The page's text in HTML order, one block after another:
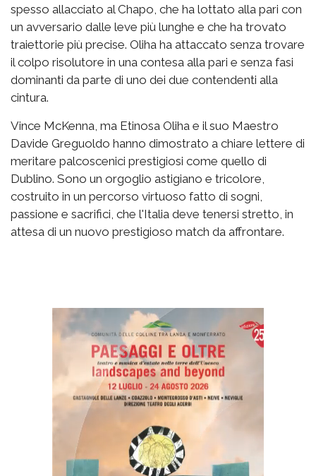
spesso allacciato al Chapo, che ha lottato alla pari con
un avversario dalle leve più lunghe e che ha trovato
traiettorie più precise. Oliha ha attaccato senza trovare
il colpo risolutore in una contesa alla pari e senza fasi
dominanti da parte di uno dei due contendenti alla
cintura.
Vince McKenna, ma Etinosa Oliha e il suo Maestro
Davide Greguoldo hanno dimostrato a chiare lettere di
meritare palcoscenici prestigiosi come quello di
Dublino. Sono un orgoglio astigiano e tricolore,
costruito in un percorso virtuoso fatto di sogni,
passione e sacrifici, che l'Italia deve tenersi stretto, in
attesa di un nuovo prestigioso match da affrontare.